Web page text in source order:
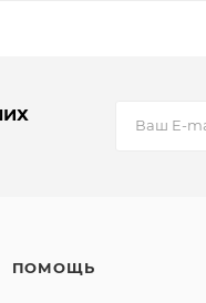
ПОМОЩЬ